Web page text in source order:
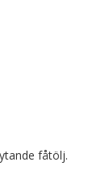
fåtölj.